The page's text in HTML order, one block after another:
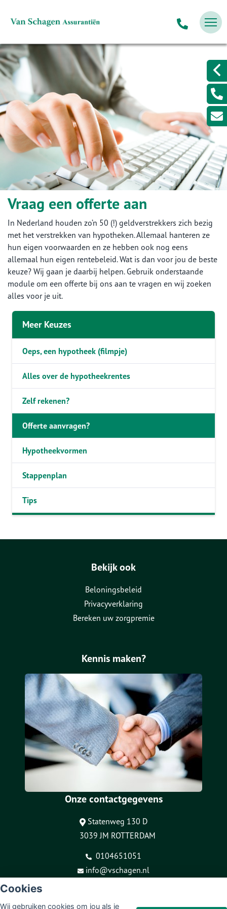
Cookies
Wij gebruiken cookies om jou als je
Vraag een offerte aan
In Nederland houden zo’n 50 (!) geldverstrekkers zich bezig
met het verstrekken van hypotheken. Allemaal hanteren ze
hun eigen voorwaarden en ze hebben ook nog eens
allemaal hun eigen rentebeleid. Wat is dan voor jou de beste
keuze? Wij gaan je daarbij helpen. Gebruik onderstaande
module om een offerte bij ons aan te vragen en wij zoeken
alles voor je uit.
Meer Keuzes
Oeps, een hypotheek (filmpje)
Alles over de hypotheekrentes
Zelf rekenen?
Offerte aanvragen?
Hypotheekvormen
Stappenplan
Tips
Bekijk ook
Beloningsbeleid
Privacyverklaring
Bereken uw zorgpremie
Kennis maken?
Onze contactgegevens
Statenweg 130 D
3039 JM ROTTERDAM
0104651051
info@vschagen.nl
© Copyright
Sitemap